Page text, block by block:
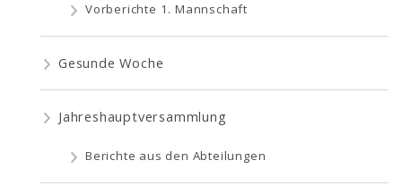
Vorberichte 1. Mannschaft
Gesunde Woche
Jahreshauptversammlung
Berichte aus den Abteilungen